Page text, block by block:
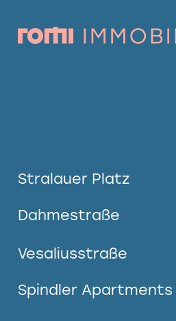
Stralauer Platz
Dahmestraße
Vesaliusstraße
Spindler Apartments